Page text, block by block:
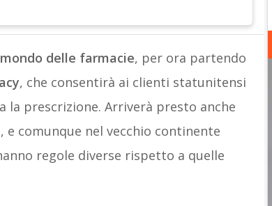
mondo delle farmacie, per ora partendo
, che consentirà ai clienti statunitensi
la prescrizione. Arriverà presto anche
e comunque nel vecchio continente
regole diverse rispetto a quelle